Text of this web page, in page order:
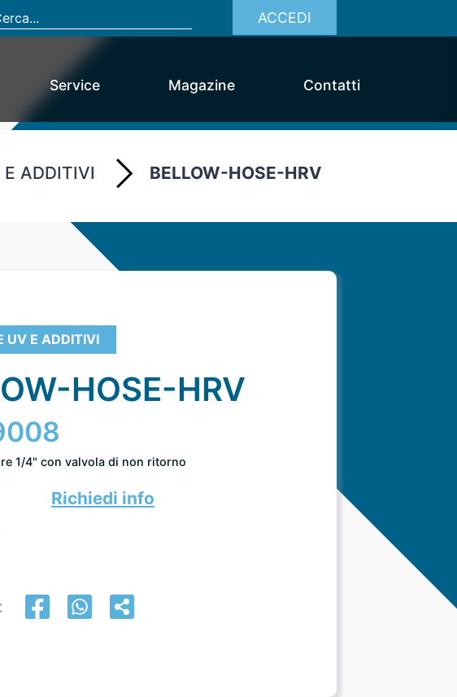
ACCEDI
Service Magazine Contatti
ADDITIVI BELLOW-HOSE-HRV
UV E ADDITIVI
HOSE-HRV
1/4" con valvola di non ritorno
Richiedi info